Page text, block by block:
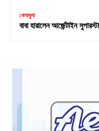
খেলাধুলা
বাবা হারালেন আর্জেন্টাইন